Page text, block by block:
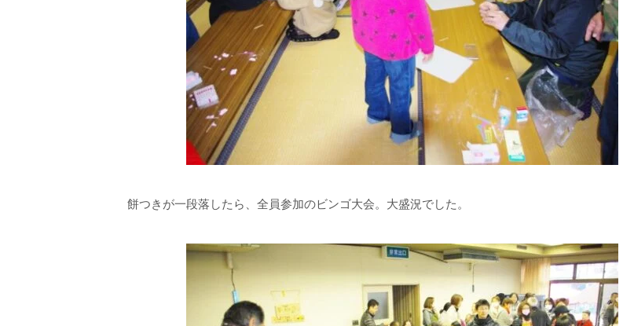
餅つきが一段落したら、全員参加のビンゴ大会。大盛況でした。